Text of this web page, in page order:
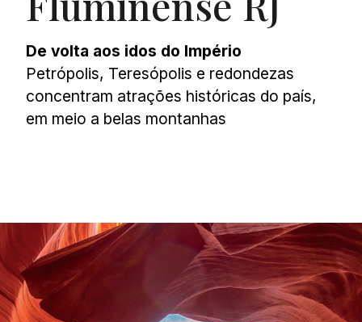
De volta aos idos do Império
Petrópolis, Teresópolis e redondezas
concentram atrações históricas do país,
em meio a belas montanhas